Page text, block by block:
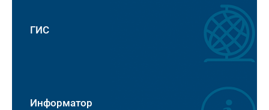
ГИС
Информатор